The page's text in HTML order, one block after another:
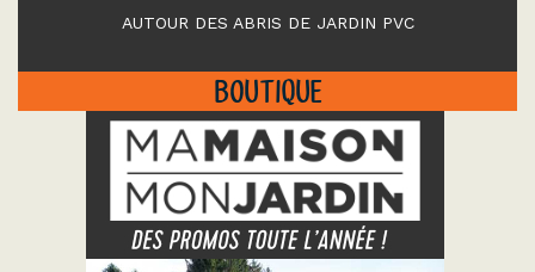
AUTOUR DES ABRIS DE JARDIN PVC
BOUTIQUE